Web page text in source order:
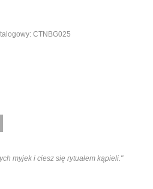
CTNBG025
myjek i ciesz się rytuałem kąpieli."